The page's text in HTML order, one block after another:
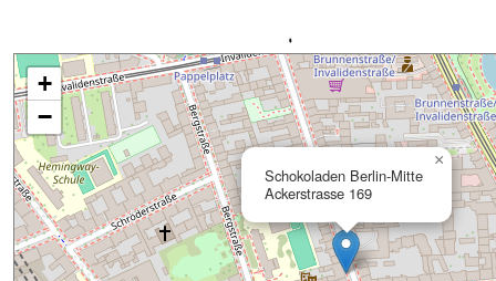
Schokoladen Berlin-Mitte
Ackerstrasse 169
×
+
−